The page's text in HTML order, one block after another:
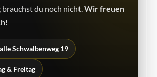
brauchst du noch nicht.Wir freuen
Schwalbenweg 19
& Freitag